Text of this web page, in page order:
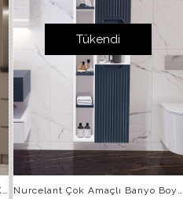
Nurcelant Kombi Dolabı Panjur Kapaklı 210 x 56.4 cm Mdf
Tükendi
Nurcelant Çok Amaçlı Banyo Boy Dolabı Mdf Lacivert